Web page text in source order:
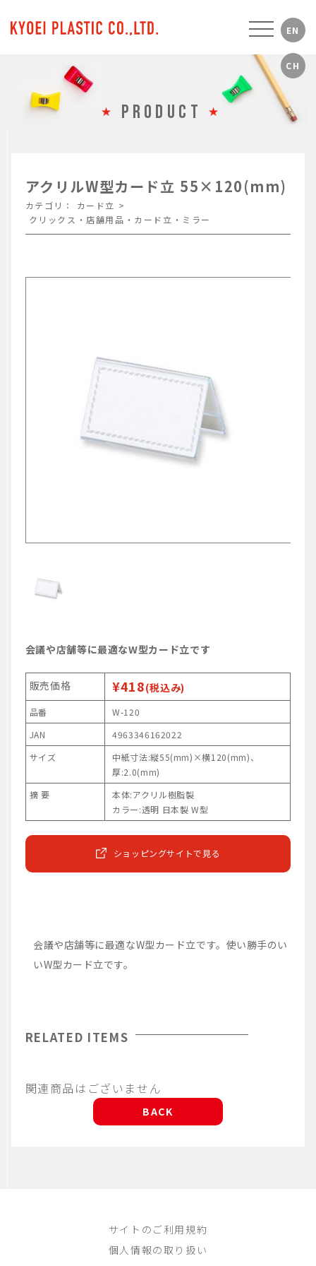
PRODUCT
アクリルW型カード立 55×120(mm)
カテゴリ： カード立 >
クリックス・店舗用品・カード立・ミラー
会議や店舗等に最適なW型カード立です
販売価格 ¥418(税込み)
品番
W-120
JAN
4963346162022
サイズ
中紙寸法:縦55(mm)×横120(mm)、
厚:2.0(mm)
摘 要
本体:アクリル樹脂製
カラー:透明 日本製 W型
ショッピングサイトで見る
会議や店舗等に最適なW型カード立です。使い勝手のい
いW型カード立です。
RELATED ITEMS
関連商品はございません
BACK
サイトのご利用規約
個人情報の取り扱い